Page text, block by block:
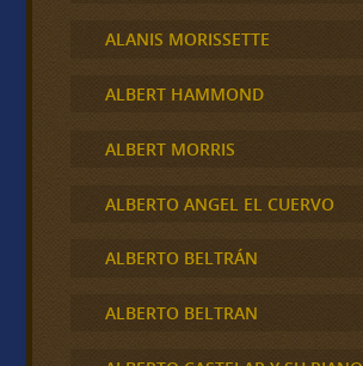
ALANIS MORISSETTE
ALBERT HAMMOND
ALBERT MORRIS
ALBERTO ANGEL EL CUERVO
ALBERTO BELTRÁN
ALBERTO BELTRAN